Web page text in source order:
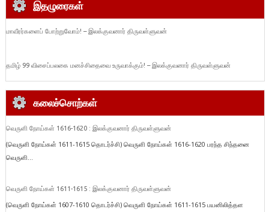
இதழுரைகள்
மாவீரர்களைப் போற்றுவோம்! – இலக்குவனார் திருவள்ளுவன்
தமிழ் 99 விசைப்பலகை மனச்சிதைவை உருவாக்கும்! – இலக்குவனார் திருவள்ளுவன்
கலைச்சொற்கள்
வெருளி நோய்கள் 1616-1620 : இலக்குவனார் திருவள்ளுவன்
(வெருளி நோய்கள் 1611-1615 தொடர்ச்சி) வெருளி நோய்கள் 1616-1620 பரந்த சிந்தனை
வெருளி...
வெருளி நோய்கள் 1611-1615 : இலக்குவனார் திருவள்ளுவன்
(வெருளி நோய்கள் 1607-1610 தொடர்ச்சி) வெருளி நோய்கள் 1611-1615 பயனிலித்தள